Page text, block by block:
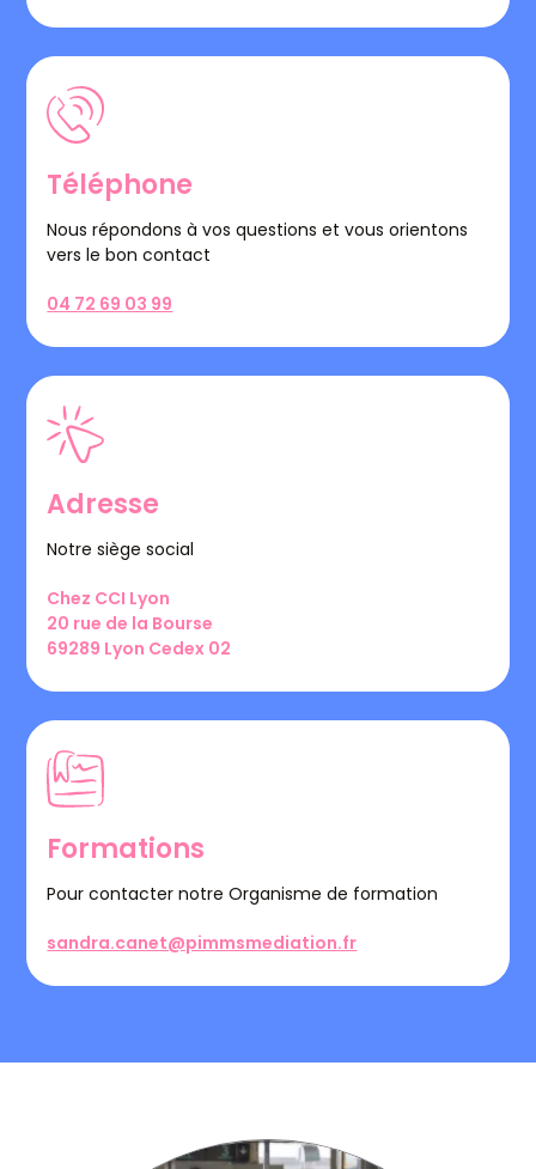
Téléphone
Nous répondons à vos questions et vous orientons
vers le bon contact
04 72 69 03 99
Adresse
Notre siège social
Chez CCI Lyon
20 rue de la Bourse
69289 Lyon Cedex 02
Formations
Pour contacter notre Organisme de formation
sandra.canet@pimmsmediation.fr